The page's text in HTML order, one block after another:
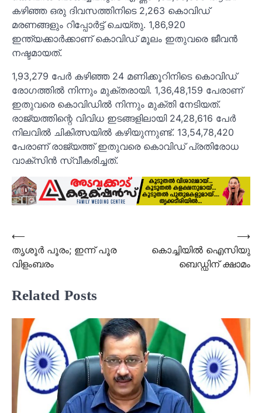
കഴിഞ്ഞ ഒരു ദിവസത്തിനിടെ 2,263 കൊവിഡ്
മരണങ്ങളും റിപ്പോര്‍ട്ട് ചെയ്തു. 1,86,920
ഇന്ത്യക്കാര്‍ക്കാണ് കൊവിഡ് മൂലം ഇതുവരെ ജീവന്‍
നഷ്ടമായത്.
1,93,279 പേര്‍ കഴിഞ്ഞ 24 മണിക്കൂറിനിടെ കൊവിഡ്
രോഗത്തില്‍ നിന്നും മുക്തരായി. 1,36,48,159 പേരാണ്
ഇതുവരെ കൊവിഡില്‍ നിന്നും മുക്തി നേടിയത്.
രാജ്യത്തിന്റെ വിവിധ ഇടങ്ങളിലായി 24,28,616 പേര്‍
നിലവില്‍ ചികിത്സയില്‍ കഴിയുന്നുണ്ട്. 13,54,78,420
പേരാണ് രാജ്യത്ത് ഇതുവരെ കൊവിഡ് പ്രതിരോധ
വാക്‌സിന്‍ സ്വീകരിച്ചത്.
Post
navigation
⟵
തൃശൂര്‍ പൂരം; ഇന്ന് പൂര
വിളംബരം
കൊച്ചിയില്‍ ഐസിയു
ബെഡ്ഡിന് ക്ഷാമം
⟶
Related Posts